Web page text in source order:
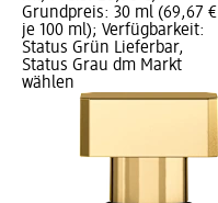
Grundpreis: 30 ml (69,67 €
je 100 ml); Verfügbarkeit:
Status Grün Lieferbar,
Status Grau dm Markt
wählen